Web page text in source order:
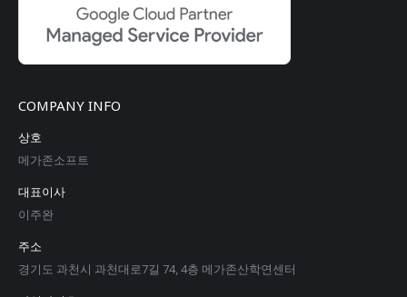
COMPANY INFO
상호
메가존소프트
대표이사
이주완
주소
경기도 과천시 과천대로7길 74, 4층 메가존산학연센터